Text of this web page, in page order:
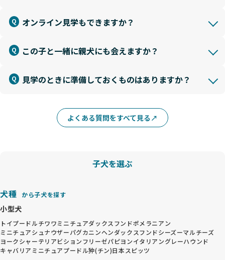
オンライン見学もできますか？
この子と一緒に親犬にも会えますか？
見学のときに準備しておくものはありますか？
よくある質問をすべて見る
子犬を選ぶ
犬種 から子犬を探す
小型犬
トイプードルチワワミニチュアダックスフンドポメラニアン
ミニチュアシュナウザーパグカニンヘンダックスフンドシーズーマルチーズ
ヨークシャーテリアビションフリーゼパピヨンイタリアングレーハウンド
キャバリア ミニチュアプードル狆(チン)日本スピッツ